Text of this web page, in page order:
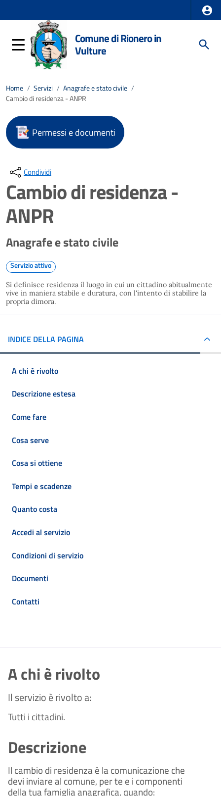
Comune di Rionero in
Vulture
Home / Servizi / Anagrafe e stato civile /
Cambio di residenza - ANPR
Permessi e documenti
Condividi
Cambio di residenza -
ANPR
Anagrafe e stato civile
Servizio attivo
Si definisce residenza il luogo in cui un cittadino abitualmente
vive in maniera stabile e duratura, con l'intento di stabilire la
propria dimora.
INDICE DELLA PAGINA
A chi è rivolto
Descrizione estesa
Come fare
Cosa serve
Cosa si ottiene
Tempi e scadenze
Quanto costa
Accedi al servizio
Condizioni di servizio
Documenti
Contatti
A chi è rivolto
Il servizio è rivolto a:
Tutti i cittadini.
Descrizione
Il cambio di residenza è la comunicazione che
devi inviare al comune, per te e i componenti
della tua famiglia anagrafica, quando: